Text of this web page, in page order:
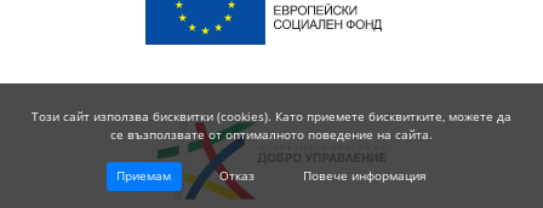
Този сайт използва бисквитки (cookies). Като приемете бисквитките, можете да
се възползвате от оптималното поведение на сайта.
Приемам Отказ Повече информация